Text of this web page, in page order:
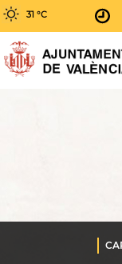
31 °C